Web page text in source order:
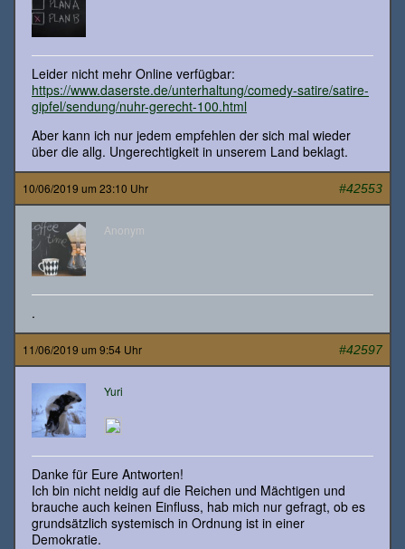
Leider nicht mehr Online verfügbar:
https://www.daserste.de/unterhaltung/comedy-satire/satire-
gipfel/sendung/nuhr-gerecht-100.html
Aber kann ich nur jedem empfehlen der sich mal wieder
über die allg. Ungerechtigkeit in unserem Land beklagt.
10/06/2019 um 23:10 Uhr #42553
Anonym
.
11/06/2019 um 9:54 Uhr #42597
Yuri
Danke für Eure Antworten!
Ich bin nicht neidig auf die Reichen und Mächtigen und
brauche auch keinen Einfluss, hab mich nur gefragt, ob es
grundsätzlich systemisch in Ordnung ist in einer
Demokratie.